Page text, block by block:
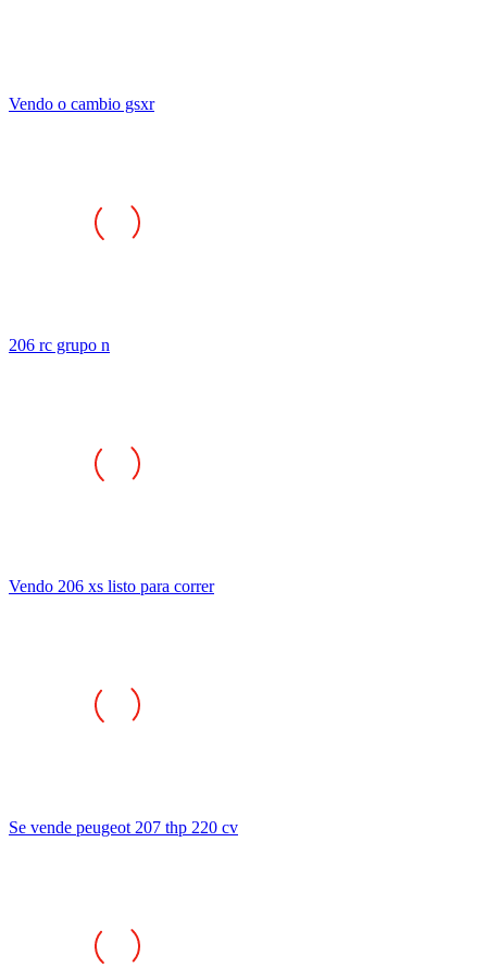
Vendo o cambio gsxr
206 rc grupo n
Vendo 206 xs listo para correr
Se vende peugeot 207 thp 220 cv